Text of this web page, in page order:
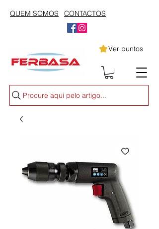
QUEM SOMOS CONTACTOS
Ver puntos
Procure aqui pelo artigo...